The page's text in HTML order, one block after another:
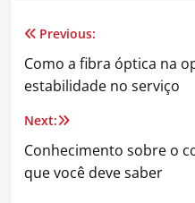
Navegação
de
Post
Previous:
Como a fibra ó​p​tica na
estabilidade no serviço
Next:
Conhecimento sobre o
que você deve saber